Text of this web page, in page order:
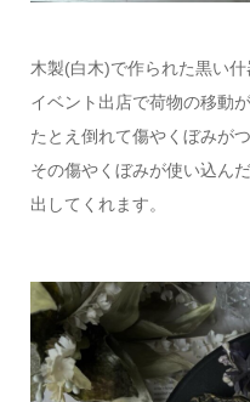
木製(白木)で作られた黒い什
イベント出店で荷物の移動
たとえ倒れて傷やくぼみが
その傷やくぼみが使い込ん
出してくれます。